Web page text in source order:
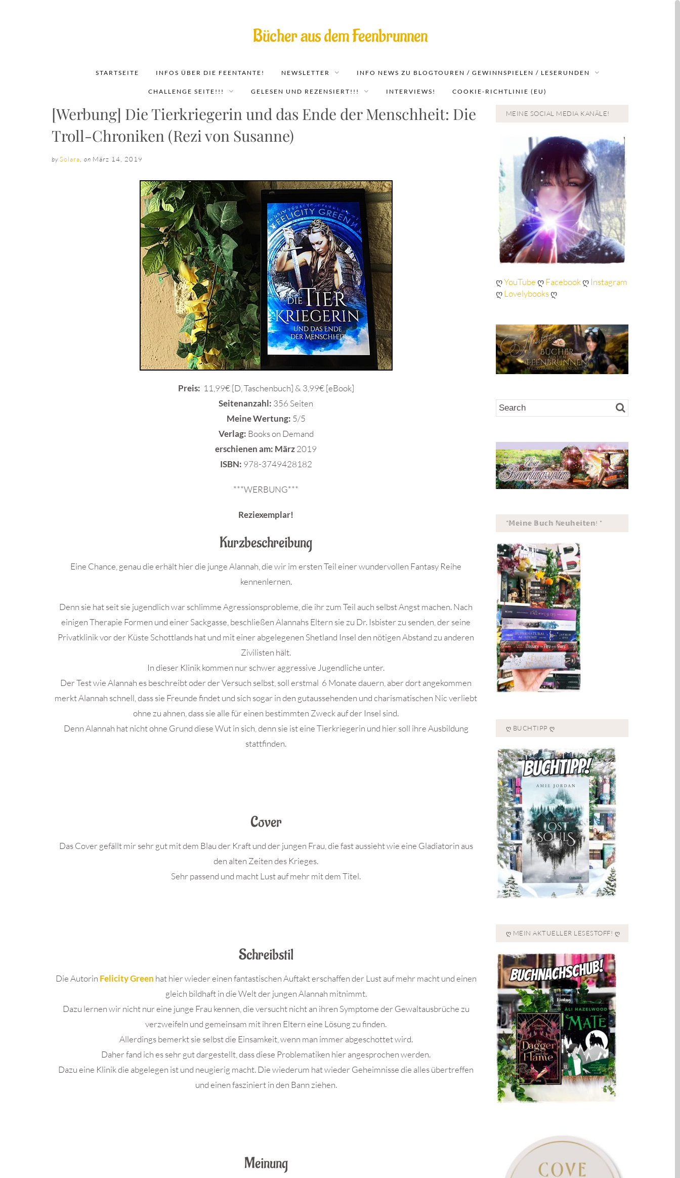
Bücher aus dem Feenbrunnen
STARTSEITE INFOS ÜBER DIE FEENTANTE! NEWSLETTER INFO NEWS ZU BLOGTOUREN / GEWINNSPIELEN / LESERUNDEN
CHALLENGE SEITE!!! GELESEN UND REZENSIERT!!! INTERVIEWS! COOKIE-RICHTLINIE (EU)
[Werbung] Die Tierkriegerin und das Ende der Menschheit: Die
Troll-Chroniken (Rezi von Susanne)
by Solara on März 14, 2019
Preis: 11,99€ [D, Taschenbuch] & 3,99€ [eBook]
Seitenanzahl: 356 Seiten
Meine Wertung: 5/5
Verlag: Books on Demand
erschienen am: März2019
ISBN: 978-3749428182
***WERBUNG***
Reziexemplar!
Kurzbeschreibung
Eine Chance, genau die erhält hier die junge Alannah, die wir im ersten Teil einer wundervollen Fantasy Reihe
kennenlernen.
Denn sie hat seit sie jugendlich war schlimme Agressionsprobleme, die ihr zum Teil auch selbst Angst machen. Nach
einigen Therapie Formen und einer Sackgasse, beschließen Alannahs Eltern sie zu Dr. Isbister zu senden, der seine
Privatklinik vor der Küste Schottlands hat und mit einer abgelegenen Shetland Insel den nötigen Abstand zu anderen
Zivilisten hält.
In dieser Klinik kommen nur schwer aggressive Jugendliche unter.
Der Test wie Alannah es beschreibt oder der Versuch selbst, soll erstmal 6 Monate dauern, aber dort angekommen
merkt Alannah schnell, dass sie Freunde findet und sich sogar in den gutaussehenden und charismatischen Nic verliebt
ohne zu ahnen, dass sie alle für einen bestimmten Zweck auf der Insel sind.
Denn Alannah hat nicht ohne Grund diese Wut in sich, denn sie ist eine Tierkriegerin und hier soll ihre Ausbildung
stattfinden.
Cover
Das Cover gefällt mir sehr gut mit dem Blau der Kraft und der jungen Frau, die fast aussieht wie eine Gladiatorin aus
den alten Zeiten des Krieges.
Sehr passend und macht Lust auf mehr mit dem Titel.
Schreibstil
Die Autorin Felicity Green hat hier wieder einen fantastischen Auftakt erschaffen der Lust auf mehr macht und einen
gleich bildhaft in die Welt der jungen Alannah mitnimmt.
Dazu lernen wir nicht nur eine junge Frau kennen, die versucht nicht an ihren Symptome der Gewaltausbrüche zu
verzweifeln und gemeinsam mit ihren Eltern eine Lösung zu finden.
Allerdings bemerkt sie selbst die Einsamkeit, wenn man immer abgeschottet wird.
Daher fand ich es sehr gut dargestellt, dass diese Problematiken hier angesprochen werden.
Dazu eine Klinik die abgelegen ist und neugierig macht. Die wiederum hat wieder Geheimnisse die alles übertreffen
und einen fasziniert in den Bann ziehen.
Meinung
MEINE SOCIAL MEDIA KANÄLE!
ღYouTubeღFacebookღ Instagram
ღLovelybooksღ
*𝕄𝕖𝕚𝕟𝕖 𝔹𝕦𝕔𝕙 ℕ𝕖𝕦𝕙𝕖𝕚𝕥𝕖𝕟! *
Ღ BUCHTIPP Ღ
Ღ MEIN AKTUELLER LESESTOFF! Ღ